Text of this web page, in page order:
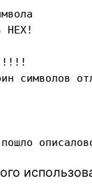
HEX!
символов